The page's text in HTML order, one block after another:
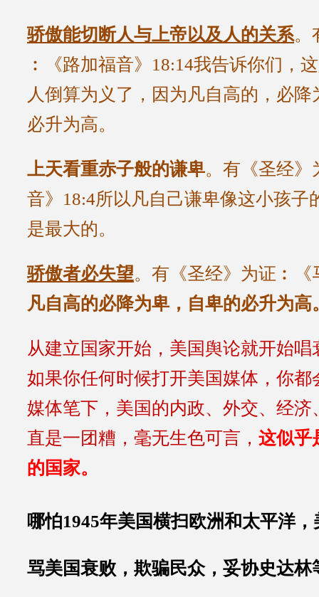
骄傲能切断人与上帝以及人的关系。
︰《路加福音》18:14我告诉你们，
人倒算为义了，因为凡自高的，必
必升为高。
上天看重赤子般的谦卑。有《圣经》
音》18:4所以凡自己谦卑像这小孩子
是最大的。
骄傲者必失望。有《圣经》为证︰《
凡自高的必降为卑，自卑的必升为高
从建立国家开始，美国舆论就开始唱
如果你任何时候打开美国媒体，你都
媒体笔下，美国的内政、外交、经济
直是一团糟，毫无生色可言， 这似乎
的国家。
哪怕1945年美国横扫欧洲和太平洋
骂美国衰败，欺骗民众，妥协史达林